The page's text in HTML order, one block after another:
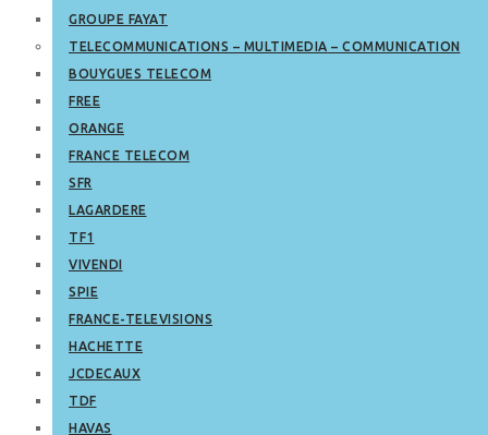
GROUPE FAYAT
TELECOMMUNICATIONS – MULTIMEDIA – COMMUNICATION
BOUYGUES TELECOM
FREE
ORANGE
FRANCE TELECOM
SFR
LAGARDERE
TF1
VIVENDI
SPIE
FRANCE-TELEVISIONS
HACHETTE
JCDECAUX
TDF
HAVAS